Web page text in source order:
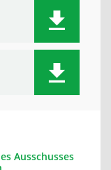
Ausschusses